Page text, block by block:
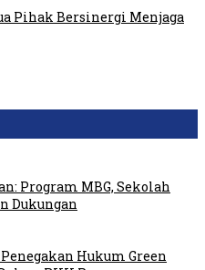
Pihak Bersinergi Menjaga
Program MBG, Sekolah
Dukungan
Hukum Green